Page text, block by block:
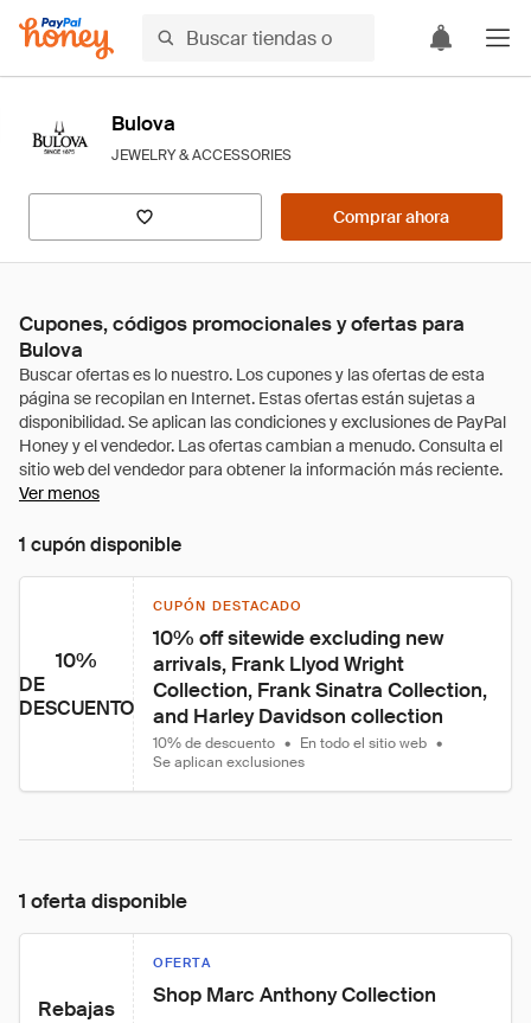
Bulova
JEWELRY & ACCESSORIES
Comprar ahora
Cupones, códigos promocionales y ofertas para
Bulova
Ver menos
1 cupón disponible
10%
DE
DESCUENTO
CUPÓN DESTACADO
10% off sitewide excluding new
arrivals, Frank Llyod Wright
Collection, Frank Sinatra Collection,
and Harley Davidson collection
10% de descuento • En todo el sitio web •
Se aplican exclusiones
1 oferta disponible
Rebajas
OFERTA
Shop Marc Anthony Collection